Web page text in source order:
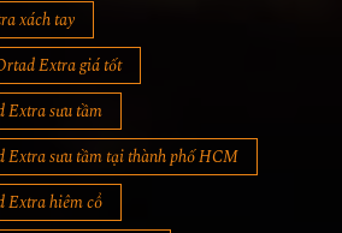
xách tay
Extra giá tốt
Extra sưu tầm
Extra sưu tầm tại thành phố HCM
Extra hiêm cổ